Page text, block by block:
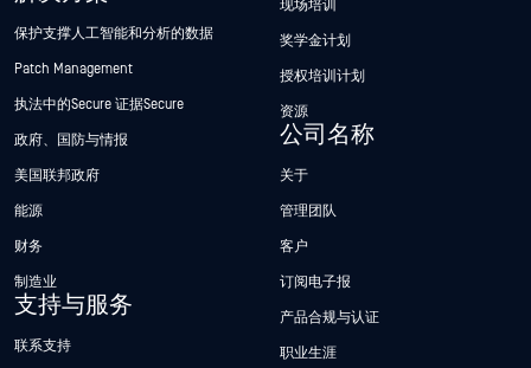
保护支撑人工智能和分析的数据
Patch Management
执法中的Secure 证据Secure
政府、国防与情报
美国联邦政府
能源
财务
制造业
支持与服务
联系支持
现场培训
奖学金计划
授权培训计划
资源
公司名称
关于
管理团队
客户
订阅电子报
产品合规与认证
职业生涯